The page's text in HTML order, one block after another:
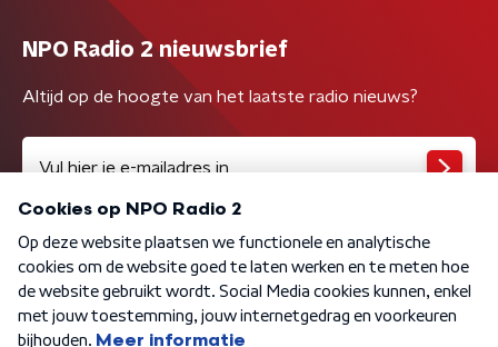
NPO Radio 2 nieuwsbrief
Altijd op de hoogte van het laatste radio nieuws?
Algemene voorwaarden